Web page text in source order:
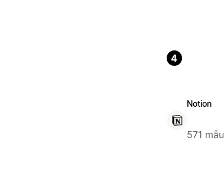
4
Notion
571 mẫu